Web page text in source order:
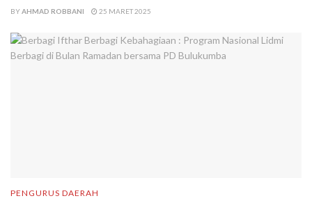
BYAHMAD ROBBANI 25 MARET 2025
PENGURUS DAERAH